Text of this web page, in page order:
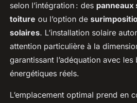
selon l’intégration : des panneaux
toiture ou l’option de
solaires. L’installation solaire
attention particulière à la
garantissant l’adéquation avec les
énergétiques réels.
L’emplacement optimal prend en